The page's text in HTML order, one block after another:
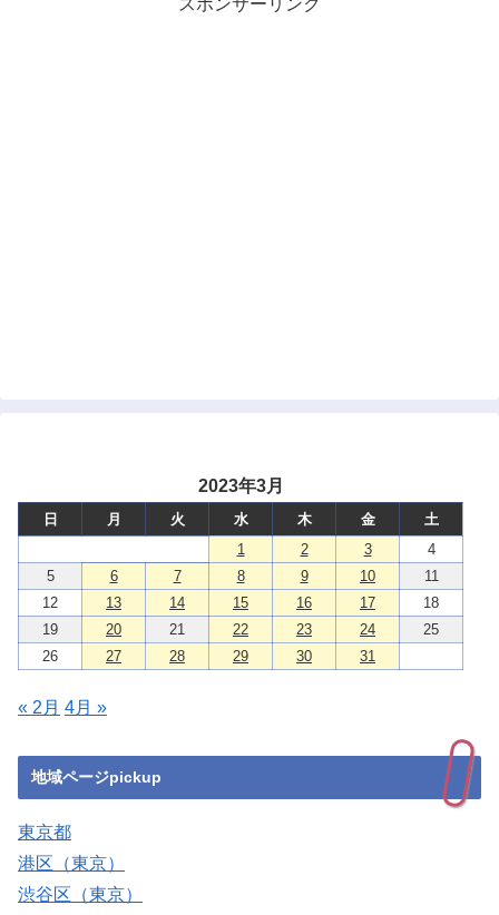
スポンサーリンク
2023年3月
日 月 火 水 木 金
土
1
2 3
4
5
6 7 8 9 10
11
12
13 14 15 16 17
18
19
20 21 22 23 24
25
26
27 28 29 30 31
« 2月 4月 »
地域ページpickup
東京都
港区（東京）
渋谷区（東京）